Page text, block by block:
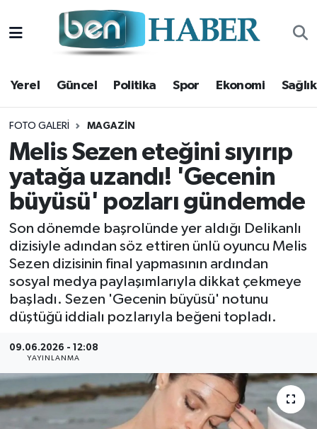
Yerel Güncel Politika Spor Ekonomi Sağlık
FOTO GALERI MAGAZIN
Melis Sezen eteğini sıyırıp
yatağa uzandı! 'Gecenin
büyüsü' pozları gündemde
Son dönemde başrolünde yer aldığı Delikanlı
dizisiyle adından söz ettiren ünlü oyuncu Melis
Sezen dizisinin final yapmasının ardından
sosyal medya paylaşımlarıyla dikkat çekmeye
başladı. Sezen 'Gecenin büyüsü' notunu
düştüğü iddialı pozlarıyla beğeni topladı.
09.06.2026 - 12:08
YAYINLANMA
Yerel
Güncel
Politika
Spor
Ekonomi
Sağlık
Magazin
Kültür Sanat
Resmi Reklam
Röportajlar
Hava Durumu
Trafik Durumu
Süper Lig Puan Durumu ve Fikstür
Tüm Manşetler
Son Dakika Haberleri
Haber Arşivi